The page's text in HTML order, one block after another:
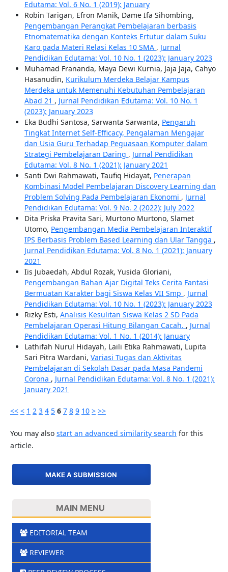
Edutama: Vol. 6 No. 1 (2019): January
Robin Tarigan, Efron Manik, Dame Ifa Sihombing,
Pengembangan Perangkat Pembelajaran berbasis
Etnomatematika dengan Konteks Ertutur dalam Suku
Karo pada Materi Relasi Kelas 10 SMA , Jurnal
Pendidikan Edutama: Vol. 10 No. 1 (2023): January 2023
Muhamad Frananda, Maya Dewi Kurnia, Jaja Jaja, Cahyo
Hasanudin, Kurikulum Merdeka Belajar Kampus
Merdeka untuk Memenuhi Kebutuhan Pembelajaran
Abad 21 , Jurnal Pendidikan Edutama: Vol. 10 No. 1
(2023): January 2023
Eka Budhi Santosa, Sarwanta Sarwanta, Pengaruh
Tingkat Internet Self-Efficacy, Pengalaman Mengajar
dan Usia Guru Terhadap Peguasaan Komputer dalam
Strategi Pembelajaran Daring , Jurnal Pendidikan
Edutama: Vol. 8 No. 1 (2021): January 2021
Santi Dwi Rahmawati, Taufiq Hidayat, Penerapan
Kombinasi Model Pembelajaran Discovery Learning dan
Problem Solving Pada Pembelajaran Ekonomi , Jurnal
Pendidikan Edutama: Vol. 9 No. 2 (2022): July 2022
Dita Priska Pravita Sari, Murtono Murtono, Slamet
Utomo, Pengembangan Media Pembelajaran Interaktif
IPS Berbasis Problem Based Learning dan Ular Tangga ,
Jurnal Pendidikan Edutama: Vol. 8 No. 1 (2021): January
2021
Iis Jubaedah, Abdul Rozak, Yusida Gloriani,
Pengembangan Bahan Ajar Digital Teks Cerita Fantasi
Bermuatan Karakter bagi Siswa Kelas VII Smp , Jurnal
Pendidikan Edutama: Vol. 10 No. 1 (2023): January 2023
Rizky Esti, Analisis Kesulitan Siswa Kelas 2 SD Pada
Pembelajaran Operasi Hitung Bilangan Cacah. , Jurnal
Pendidikan Edutama: Vol. 1 No. 1 (2014): January
Lathifah Nurul Hidayah, Laili Etika Rahmawati, Lupita
Sari Pitra Wardani, Variasi Tugas dan Aktivitas
Pembelajaran di Sekolah Dasar pada Masa Pandemi
Corona , Jurnal Pendidikan Edutama: Vol. 8 No. 1 (2021):
January 2021
<< < 1 2 3 4 5 6 7 8 9 10 > >>
You may also start an advanced similarity search for this
article.
MAKE A SUBMISSION
MAIN MENU
EDITORIAL TEAM
REVIEWER